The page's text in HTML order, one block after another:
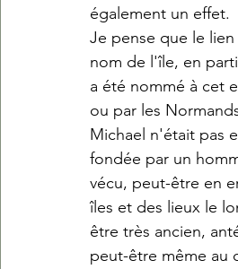
également un effet.
Je pense que le
nom de l'île, en
a été nommé à cet
ou par les
Michael n'était pas
fondée par un
vécu, peut-être en
îles et des lieux le
être très ancien,
peut-être même au